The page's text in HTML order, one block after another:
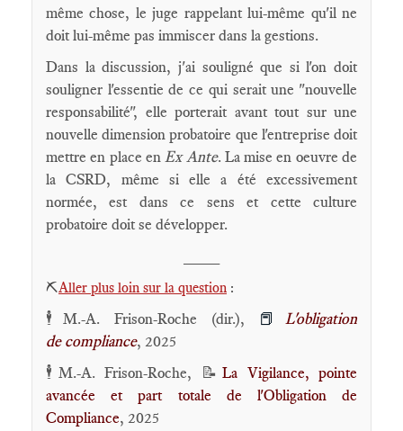
même chose, le juge rappelant lui-même qu'il ne
doit lui-même pas immiscer dans la gestions.
Dans la discussion, j'ai souligné que si l'on doit
souligner l'essentie de ce qui serait une "nouvelle
responsabilité", elle porterait avant tout sur une
nouvelle dimension probatoire que l'entreprise doit
mettre en place enEx Ante. La mise en oeuvre de
la CSRD, même si elle a été excessivement
normée, est dans ce sens et cette culture
probatoire doit se développer.
⛏️Aller plus loin sur la question :
🕴️M.-A. Frison-Roche (dir.), 📕 L'obligation
de compliance, 2025
🕴️M.-A. Frison-Roche, 📝 La Vigilance, pointe
avancée et part totale de l'Obligation de
Compliance, 2025